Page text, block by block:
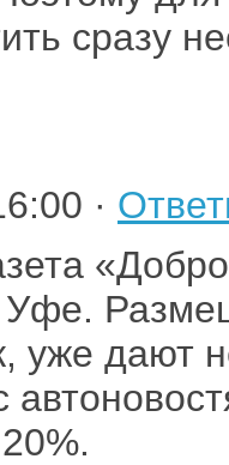
сразу
·
Уфе.
уже дают